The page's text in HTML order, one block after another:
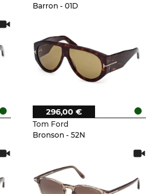
Barron - 01D
Tom Ford
Bronson - 52N
296,00 €